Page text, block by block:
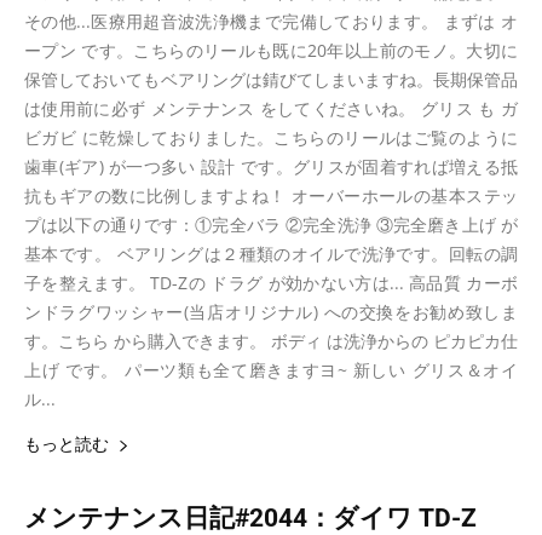
その他...医療用超音波洗浄機まで完備しております。 まずは オ
ープン です。こちらのリールも既に20年以上前のモノ。大切に
保管しておいてもベアリングは錆びてしまいますね。長期保管品
は使用前に必ず メンテナンス をしてくださいね。 グリス も ガ
ビガビ に乾燥しておりました。こちらのリールはご覧のように
歯車(ギア) が一つ多い 設計 です。グリスが固着すれば増える抵
抗もギアの数に比例しますよね！ オーバーホールの基本ステッ
プは以下の通りです：①完全バラ ②完全洗浄 ③完全磨き上げ が
基本です。 ベアリングは２種類のオイルで洗浄です。回転の調
子を整えます。 TD-Zの ドラグ が効かない方は... 高品質 カーボ
ンドラグワッシャー(当店オリジナル) への交換をお勧め致しま
す。こちら から購入できます。 ボディ は洗浄からの ピカピカ仕
上げ です。 パーツ類も全て磨きますヨ~ 新しい グリス＆オイ
ル...
もっと読む
メンテナンス日記#2044：ダイワ TD-Z